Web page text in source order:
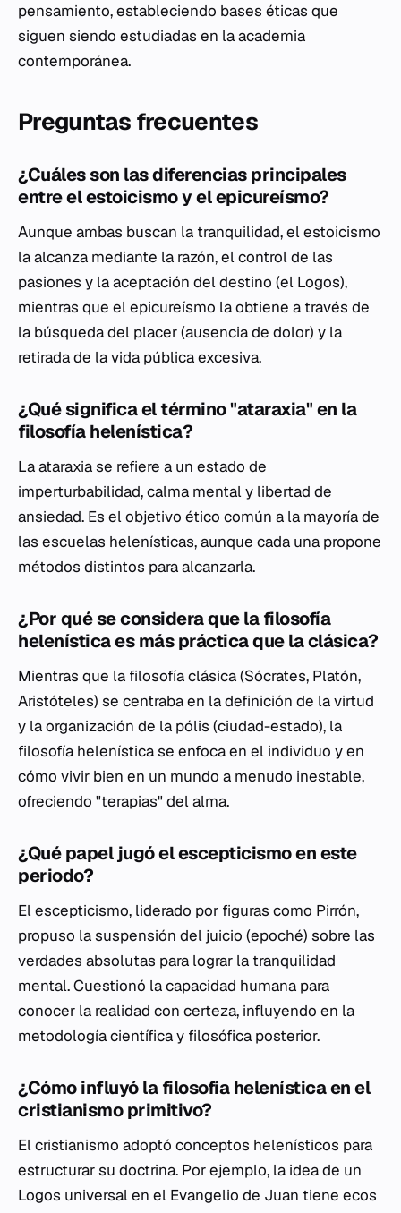
pensamiento, estableciendo bases éticas que
siguen siendo estudiadas en la academia
contemporánea.
Preguntas frecuentes
¿Cuáles son las diferencias principales
entre el estoicismo y el epicureísmo?
Aunque ambas buscan la tranquilidad, el estoicismo
la alcanza mediante la razón, el control de las
pasiones y la aceptación del destino (el Logos),
mientras que el epicureísmo la obtiene a través de
la búsqueda del placer (ausencia de dolor) y la
retirada de la vida pública excesiva.
¿Qué significa el término "ataraxia" en la
filosofía helenística?
Laataraxiase refiere a un estado de
imperturbabilidad, calma mental y libertad de
ansiedad. Es el objetivo ético común a la mayoría de
las escuelas helenísticas, aunque cada una propone
métodos distintos para alcanzarla.
¿Por qué se considera que la filosofía
helenística es más práctica que la clásica?
Mientras que la filosofía clásica (Sócrates, Platón,
Aristóteles) se centraba en la definición de la virtud
y la organización de la pólis (ciudad-estado), la
filosofía helenística se enfoca en el individuo y en
cómo vivir bien en un mundo a menudo inestable,
ofreciendo "terapias" del alma.
¿Qué papel jugó el escepticismo en este
periodo?
El escepticismo, liderado por figuras como Pirrón,
propuso la suspensión del juicio (epoché) sobre las
verdades absolutas para lograr la tranquilidad
mental. Cuestionó la capacidad humana para
conocer la realidad con certeza, influyendo en la
metodología científica y filosófica posterior.
¿Cómo influyó la filosofía helenística en el
cristianismo primitivo?
El cristianismo adoptó conceptos helenísticos para
estructurar su doctrina. Por ejemplo, la idea de un
Logos universal en el Evangelio de Juan tiene ecos